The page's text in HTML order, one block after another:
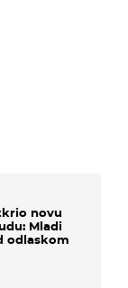
novu
Mladi
odlaskom